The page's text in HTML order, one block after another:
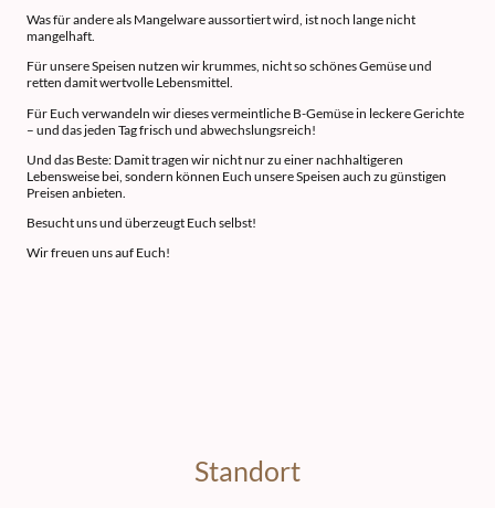
Was für andere als Mangelware aussortiert wird, ist noch lange nicht
mangelhaft.
Für unsere Speisen nutzen wir krummes, nicht so schönes Gemüse und
retten damit wertvolle Lebensmittel.
Für Euch verwandeln wir dieses vermeintliche B-Gemüse in leckere Gerichte
– und das jeden Tag frisch und abwechslungsreich!
Und das Beste: Damit tragen wir nicht nur zu einer nachhaltigeren
Lebensweise bei, sondern können Euch unsere Speisen auch zu günstigen
Preisen anbieten.
Besucht uns und überzeugt Euch selbst!
Wir freuen uns auf Euch!
Standort